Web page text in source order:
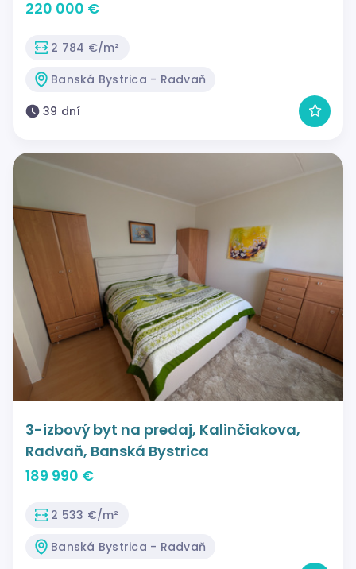
79,02 m2 - skvelá ponuka
220 000 €
2 784 €/m²
Banská Bystrica - Radvaň
39 dní
3-izbový byt na predaj, Kalinčiakova,
Radvaň, Banská Bystrica
189 990 €
2 533 €/m²
Banská Bystrica - Radvaň